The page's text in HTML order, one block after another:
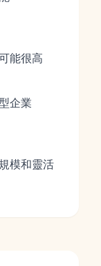
能很高
企業
模和靈活